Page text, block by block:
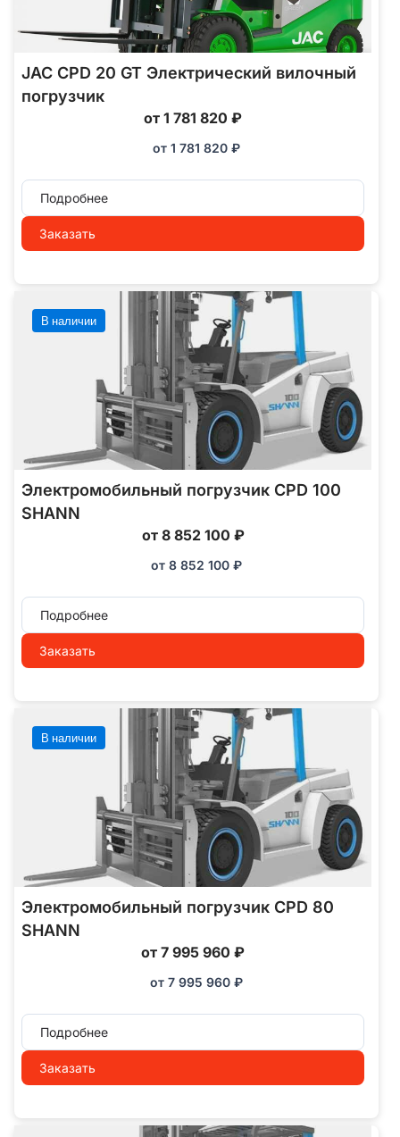
JAC CPD 20 GT Электрический вилочный
погрузчик
от 1 781 820 ₽
от 1 781 820 ₽
Подробнее
Заказать
В наличии
Электромобильный погрузчик CPD 100
SHANN
от 8 852 100 ₽
от 8 852 100 ₽
Подробнее
Заказать
В наличии
Электромобильный погрузчик CPD 80
SHANN
от 7 995 960 ₽
от 7 995 960 ₽
Подробнее
Заказать